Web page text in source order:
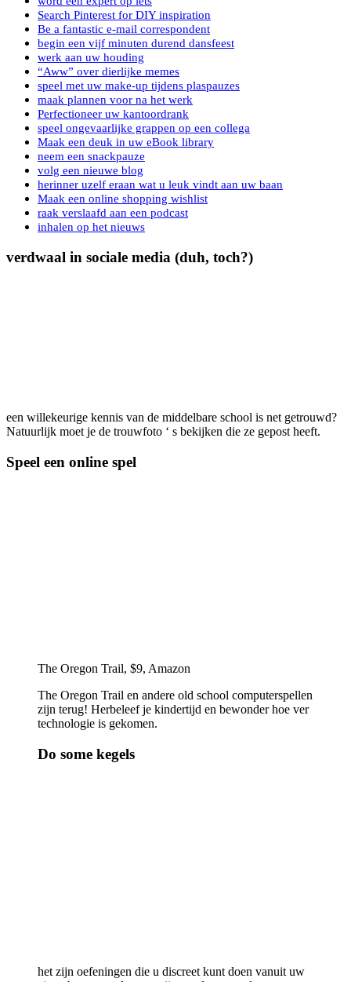
Search Pinterest for DIY inspiration
Be a fantastic e-mail correspondent
begin een vijf minuten durend dansfeest
werk aan uw houding
“Aww” over dierlijke memes
speel met uw make-up tijdens plaspauzes
maak plannen voor na het werk
Perfectioneer uw kantoordrank
speel ongevaarlijke grappen op een collega
Maak een deuk in uw eBook library
neem een snackpauze
volg een nieuwe blog
herinner uzelf eraan wat u leuk vindt aan uw baan
Maak een online shopping wishlist
raak verslaafd aan een podcast
inhalen op het nieuws
verdwaal in sociale media (duh, toch?)
een willekeurige kennis van de middelbare school is net getrouwd?
Natuurlijk moet je de trouwfoto ‘ s bekijken die ze gepost heeft.
Speel een online spel
The Oregon Trail, $9, Amazon
The Oregon Trail en andere old school computerspellen
zijn terug! Herbeleef je kindertijd en bewonder hoe ver
technologie is gekomen.
Do some kegels
het zijn oefeningen die u discreet kunt doen vanuit uw